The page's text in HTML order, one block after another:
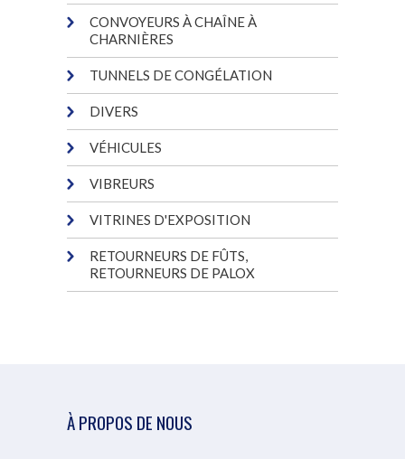
CONVOYEURS À CHAÎNE À
CHARNIÈRES
TUNNELS DE CONGÉLATION
DIVERS
VÉHICULES
VIBREURS
VITRINES D'EXPOSITION
RETOURNEURS DE FÛTS,
RETOURNEURS DE PALOX
À PROPOS DE NOUS